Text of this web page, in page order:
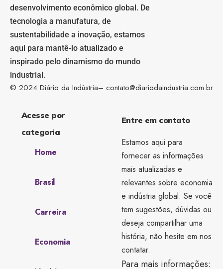
desenvolvimento econômico global. De
tecnologia a manufatura, de
sustentabilidade a inovação, estamos
aqui para mantê-lo atualizado e
inspirado pelo dinamismo do mundo
industrial.
© 2024 Diário da Indústria– contato@diariodaindustria.com.br
Acesse por
categoria
Home
Brasil
Carreira
Economia
Entre em contato
Estamos aqui para
fornecer as informações
mais atualizadas e
relevantes sobre economia
e indústria global. Se você
tem sugestões, dúvidas ou
deseja compartilhar uma
história, não hesite em nos
contatar.
Para mais informações: